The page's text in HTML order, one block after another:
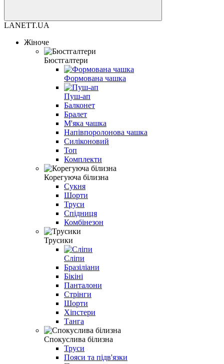
LANETT.UA
Жіноче
Бюстгалтери
Формована чашка
Пуш-ап
Балконет
Бралет
М'яка чашка
Напівпоролонова чашка
Силіконовий
Топ
Комплекти
Корегуюча білизна
Сукня
Шорти
Труси
Спідниця
Комбінезон
Трусики
Сліпи
Бразіліани
Бікіні
Панталони
Стрінги
Шорти
Хіпстери
Танга
Спокуслива білизна
Труси
Пояси та підв'язки